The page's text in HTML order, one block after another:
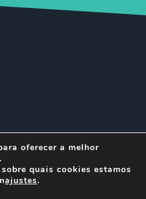
oferecer a melhor
quais cookies estamos
ajustes.